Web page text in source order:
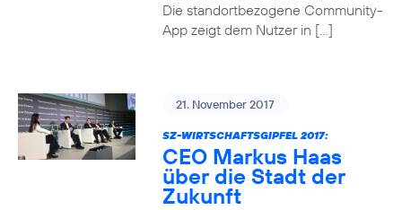
Die standortbezogene Community-
App zeigt dem Nutzer in […]
21. November 2017
SZ-WIRTSCHAFTSGIPFEL 2017:
CEO Markus Haas
über die Stadt der
Zukunft